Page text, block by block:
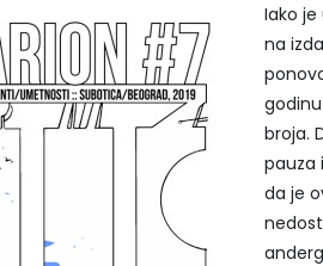
Iako
na
broja.
pauza
da je